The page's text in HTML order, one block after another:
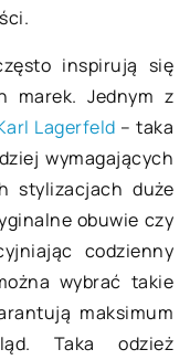
inspirują się
marek. Jednym z
Lagerfeld – taka
wymagających
stylizacjach duże
obuwie czy
codzienny
wybrać takie
maksimum
Taka odzież